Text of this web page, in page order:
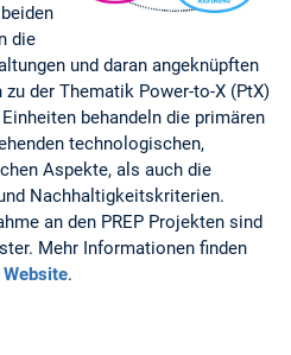
die
und daran angeknüpften
der Thematik Power-to-X (PtX)
behandeln die primären
technologischen,
Aspekte, als auch die
Nachhaltigkeitskriterien.
an den PREP Projekten sind
Mehr Informationen finden
.